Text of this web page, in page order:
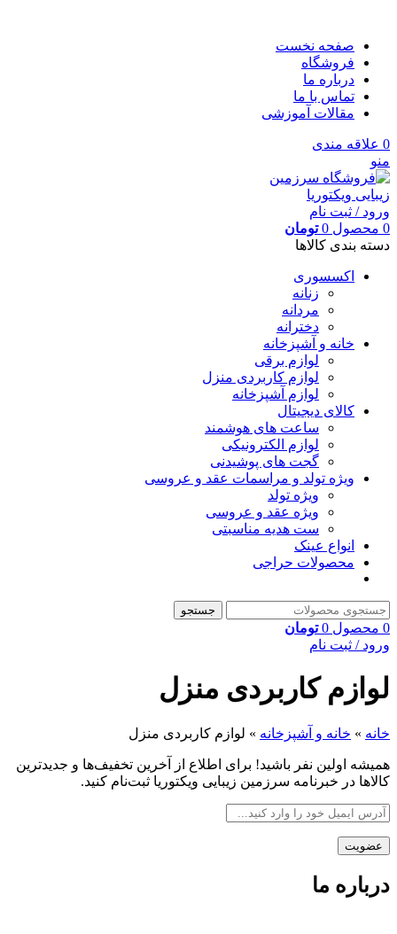
صفحه نخست
فروشگاه
درباره ما
تماس با ما
مقالات آموزشی
0 علاقه مندی
منو
ورود / ثبت نام
0 محصول 0 تومان
دسته بندی کالاها
اکسسوری
زنانه
مردانه
دخترانه
خانه و آشپزخانه
لوازم برقی
لوازم کاربردی منزل
لوازم آشپزخانه
کالای دیجیتال
ساعت های هوشمند
لوازم الکترونیکی
گجت های پوشیدنی
ویژه تولد و مراسمات عقد و عروسی
ویژه تولد
ویژه عقد و عروسی
ست هدیه مناسبتی
انواع عینک
محصولات حراجی
جستجو
0 محصول 0 تومان
ورود / ثبت نام
لوازم کاربردی منزل
خانه » خانه و آشپزخانه » لوازم کاربردی منزل
همیشه اولین نفر باشید! برای اطلاع از آخرین تخفیف‌ها و جدیدترین
کالاها در خبرنامه سرزمین زیبایی ویکتوریا ثبت‌نام کنید.
درباره ما